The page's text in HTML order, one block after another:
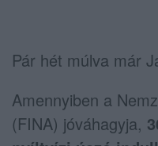
Pár hét múlva már
Amennyiben a
(FINA) jóváhagyja,